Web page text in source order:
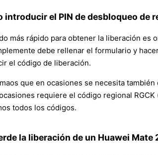
introducir el PIN de desbloqueo de
más rápido para obtener la liberación es
debe rellenar el formulario y
el código de liberación.
que en ocasiones se necesita
requiere el código regional
todos los códigos.
la liberación de un Huawei Mate